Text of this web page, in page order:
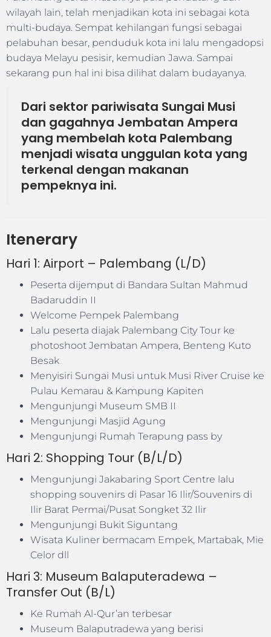
wilayah lain, telah menjadikan kota ini sebagai kota
multi-budaya. Sempat kehilangan fungsi sebagai
pelabuhan besar, penduduk kota ini lalu mengadopsi
budaya Melayu pesisir, kemudian Jawa. Sampai
sekarang pun hal ini bisa dilihat dalam budayanya.
Dari sektor pariwisata Sungai Musi
dan gagahnya Jembatan Ampera
yang membelah kota Palembang
menjadi wisata unggulan kota yang
terkenal dengan makanan
pempeknya ini.
Itenerary
Hari 1: Airport – Palembang (L/D)
Peserta dijemput di Bandara Sultan Mahmud
Badaruddin II
Welcome Pempek Palembang
Lalu peserta diajak Palembang City Tour ke
photoshoot Jembatan Ampera, Benteng Kuto
Besak
Menyisiri Sungai Musi untuk Musi River Cruise ke
Pulau Kemarau & Kampung Kapiten
Mengunjungi Museum SMB II
Mengunjungi Masjid Agung
Mengunjungi Rumah Terapung pass by
Hari 2: Shopping Tour (B/L/D)
Mengunjungi Jakabaring Sport Centre lalu
shopping souvenirs di Pasar 16 Ilir/Souvenirs di
Ilir Barat Permai/Pusat Songket 32 Ilir
Mengunjungi Bukit Siguntang
Wisata Kuliner bermacam Empek, Martabak, Mie
Celor dll
Hari 3: Museum Balaputeradewa –
Transfer Out (B/L)
Ke Rumah Al-Qur’an terbesar
Museum Balaputradewa yang berisi